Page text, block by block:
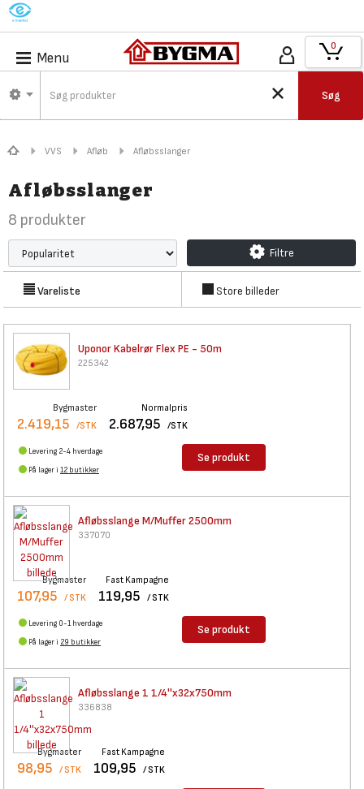
M
Menu
Søg
0
VVS Afløb Afløbsslanger
Afløbsslanger
8 produkter
Filtre
Vareliste Store billeder
Uponor Kabelrør Flex PE - 50m
225342
Bygmaster
2.419,15 /STK
Normalpris
2.687,95 /STK
Levering 2-4 hverdage
På lager i 12 butikker
Se produkt
Afløbsslange M/Muffer 2500mm
337070
Bygmaster
107,95 / STK
Fast Kampagne
119,95 / STK
Levering 0-1 hverdage
På lager i 29 butikker
Se produkt
Afløbsslange 1 1/4''x32x750mm
336838
Bygmaster
98,95 / STK
Fast Kampagne
109,95 / STK